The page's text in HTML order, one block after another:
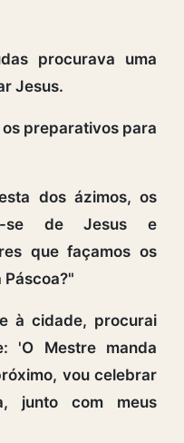
procurava uma
Jesus.
preparativos para
dos ázimos, os
se de Jesus e
que façamos os
à cidade, procurai
'O Mestre manda
vou celebrar
junto com meus